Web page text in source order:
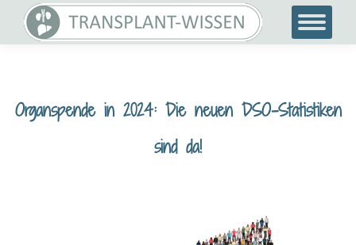
Organspende in 2024: Die neuen DSO-Statistiken
sind da!